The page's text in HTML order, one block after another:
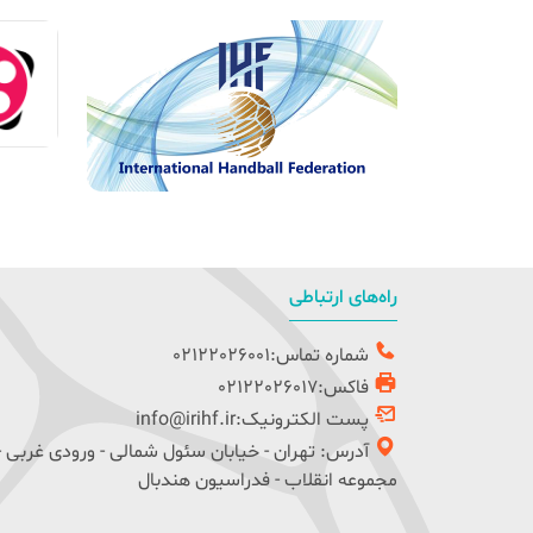
راه‌های ارتباطی
شماره تماس:02122026001
فاکس:02122026017
پست الکترونیک:info@irihf.ir
آدرس: تهران - خیابان سئول شمالی - ورودی غربی
مجموعه انقلاب - فدراسیون هندبال